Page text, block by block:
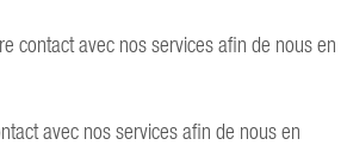
contact avec nos services afin de nous en
avec nos services afin de nous en